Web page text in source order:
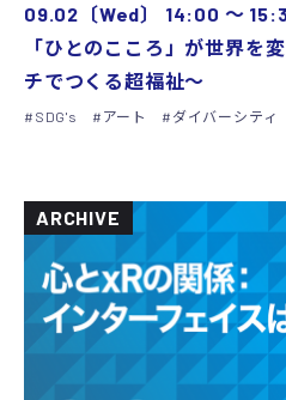
09.02〔Wed〕 14:00 〜
「ひとのこころ」が世界を
チでつくる超福祉〜
SDG's アート ダイバーシティ
ARCHIVE